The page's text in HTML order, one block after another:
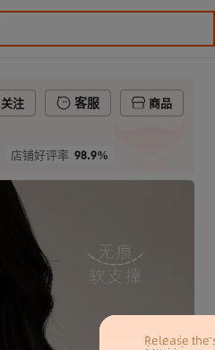
关注 客服
商品
店铺好评率 98.9%